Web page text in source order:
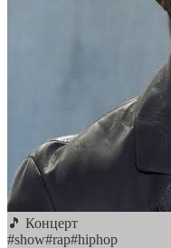
🎵 Концерт
#show#rap#hiphop